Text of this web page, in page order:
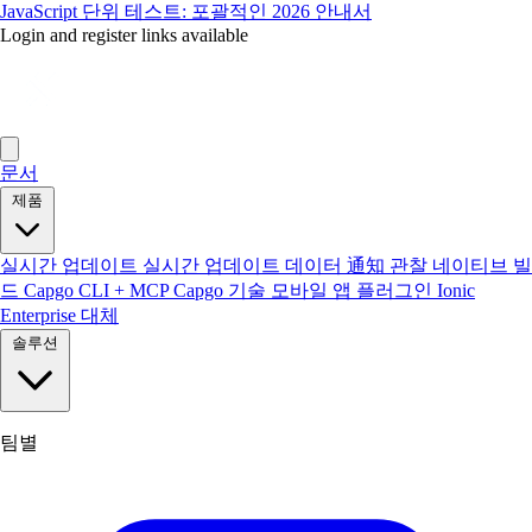
JavaScript 단위 테스트: 포괄적인 2026 안내서
Login and register links available
문서
제품
실시간 업데이트 실시간 업데이트 데이터 通知 관찰 네이티브 빌
드 Capgo CLI + MCPCapgo 기술 모바일 앱 플러그인 Ionic
Enterprise 대체
솔루션
팀별